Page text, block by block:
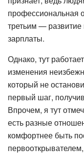
профессиональная
третьим —
зарплаты.
Однако, тут
изменения
который не
первый шаг,
Впрочем, я тут
есть разные
комфортнее быть